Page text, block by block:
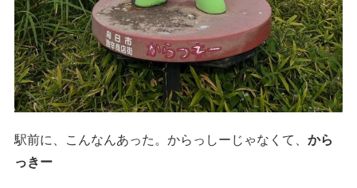
駅前に、こんなんあった。からっしーじゃなくて、 から
っきー